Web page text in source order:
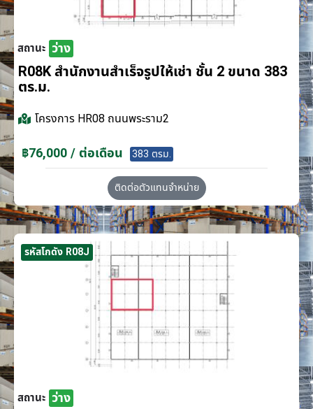
สถานะ ว่าง
R08K สำนักงานสำเร็จรูปให้เช่า ชั้น 2 ขนาด 383
ตร.ม.
โครงการ HR08 ถนนพระราม2
฿76,000 / ต่อเดือน 383 ตรม.
ติดต่อตัวแทนจำหน่าย
รหัสโกดัง R08J
สถานะ ว่าง